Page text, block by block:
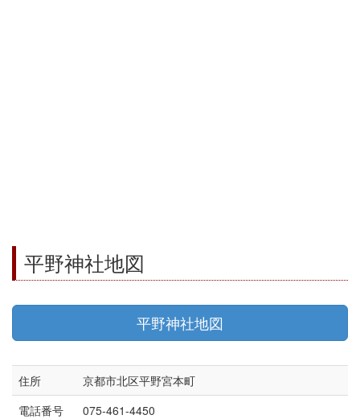
平野神社地図
平野神社地図
住所
京都市北区平野宮本町
電話番号
075-461-4450